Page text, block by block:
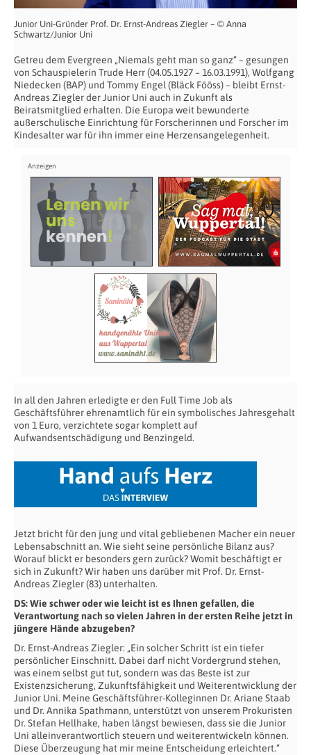
Junior Uni-Gründer Prof. Dr. Ernst-Andreas Ziegler – © Anna
Schwartz/Junior Uni
Getreu dem Evergreen „Niemals geht man so ganz“ – gesungen
von Schauspielerin Trude Herr (04.05.1927 – 16.03.1991), Wolfgang
Niedecken (BAP) und Tommy Engel (Bläck Fööss) – bleibt Ernst-
Andreas Ziegler der Junior Uni auch in Zukunft als
Beiratsmitglied erhalten. Die Europa weit bewunderte
außerschulische Einrichtung für Forscherinnen und Forscher im
Kindesalter war für ihn immer eine Herzensangelegenheit.
In all den Jahren erledigte er den Full Time Job als
Geschäftsführer ehrenamtlich für ein symbolisches Jahresgehalt
von 1 Euro, verzichtete sogar komplett auf
Aufwandsentschädigung und Benzingeld.
Jetzt bricht für den jung und vital gebliebenen Macher ein neuer
Lebensabschnitt an. Wie sieht seine persönliche Bilanz aus?
Worauf blickt er besonders gern zurück? Womit beschäftigt er
sich in Zukunft? Wir haben uns darüber mit Prof. Dr. Ernst-
Andreas Ziegler (83) unterhalten.
DS: Wie schwer oder wie leicht ist es Ihnen gefallen, die
Verantwortung nach so vielen Jahren in der ersten Reihe jetzt in
jüngere Hände abzugeben?
Dr. Ernst-Andreas Ziegler: „Ein solcher Schritt ist ein tiefer
persönlicher Einschnitt. Dabei darf nicht Vordergrund stehen,
was einem selbst gut tut, sondern was das Beste ist zur
Existenzsicherung, Zukunftsfähigkeit und Weiterentwicklung der
Junior Uni. Meine Geschäftsführer-Kolleginnen Dr. Ariane Staab
und Dr. Annika Spathmann, unterstützt von unserem Prokuristen
Dr. Stefan Hellhake, haben längst bewiesen, dass sie die Junior
Uni alleinverantwortlich steuern und weiterentwickeln können.
Diese Überzeugung hat mir meine Entscheidung erleichtert.“